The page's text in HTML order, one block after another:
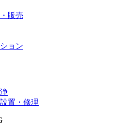
販売
ョン
置・修理